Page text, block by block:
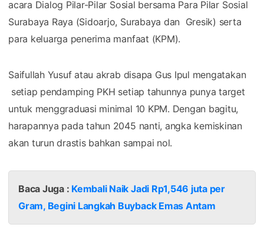
acara Dialog Pilar-Pilar Sosial bersama Para Pilar Sosial
Surabaya Raya (Sidoarjo, Surabaya dan Gresik) serta
para keluarga penerima manfaat (KPM).
Saifullah Yusuf atau akrab disapa Gus Ipul mengatakan
setiap pendamping PKH setiap tahunnya punya target
untuk menggraduasi minimal 10 KPM. Dengan bagitu,
harapannya pada tahun 2045 nanti, angka kemiskinan
akan turun drastis bahkan sampai nol.
Baca Juga : Kembali Naik Jadi Rp1,546 juta per
Gram, Begini Langkah Buyback Emas Antam